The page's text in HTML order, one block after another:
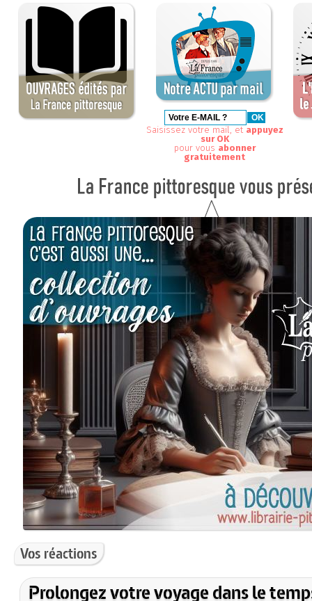
Saisissez votre mail, et appuyez
sur OK
pour vous abonner
gratuitement
Vos réactions
Prolongez votre voyage dans le